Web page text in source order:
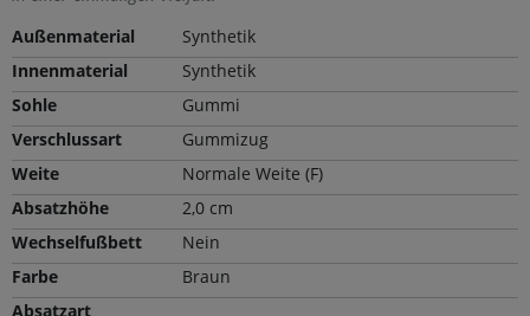
Außenmaterial
Synthetik
Innenmaterial
Synthetik
Sohle
Gummi
Verschlussart
Gummizug
Weite
Normale Weite (F)
Absatzhöhe
2,0 cm
Wechselfußbett
Nein
Farbe
Braun
Absatzart